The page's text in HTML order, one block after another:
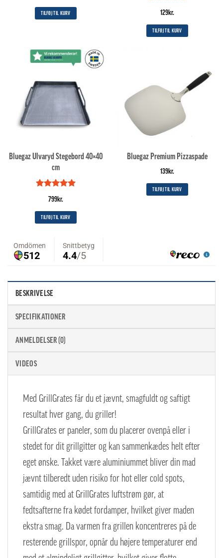
TILFØJ TIL KURV
Vurderet
ud af 5
129kr.
TILFØJ TIL KURV
Bluegaz Ulvaryd Stegebord 40×40
cm
Vurderet
ud af 5
799kr.
TILFØJ TIL KURV
Bluegaz Premium Pizzaspade
139kr.
TILFØJ TIL KURV
BESKRIVELSE
SPECIFIKATIONER
ANMELDELSER (0)
VIDEOS
Med GrillGrates får du et jævnt, smagfuldt og saftigt
resultat hver gang, du griller!
GrillGrates er paneler, som du placerer ovenpå eller i
stedet for dit grillgitter og kan sammenkædes helt efter
eget ønske. Takket være aluminiummet bliver din mad
jævnt tilberedt uden risiko for hot eller cold spots,
samtidig med at GrillGrates luftstrøm gør, at
fedtsafterne fra kødet fordamper, hvilket giver maden
ekstra smag. Da varmen fra grillen koncentreres på de
resterende grillspor, opnår du højere temperaturer end